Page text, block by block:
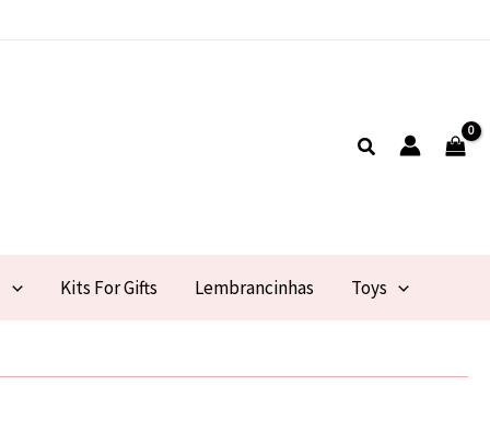
Pesquisar
Kits For Gifts Lembrancinhas Toys